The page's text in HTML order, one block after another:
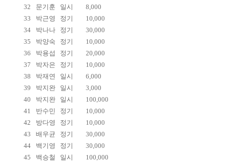
32
문기훈 일시
8,000
33
박근영 정기
10,000
34
박나나 정기
30,000
35
박양숙 정기
10,000
36
박용섭 정기
20,000
37
박자은 정기
10,000
38
박재연 일시
6,000
39
박지완 일시
3,000
40
박지완 일시
100,000
41
반수민 정기
10,000
42
방다영 정기
10,000
43
배우균 정기
30,000
44
백기영 정기
30,000
45
백승철 일시
100,000